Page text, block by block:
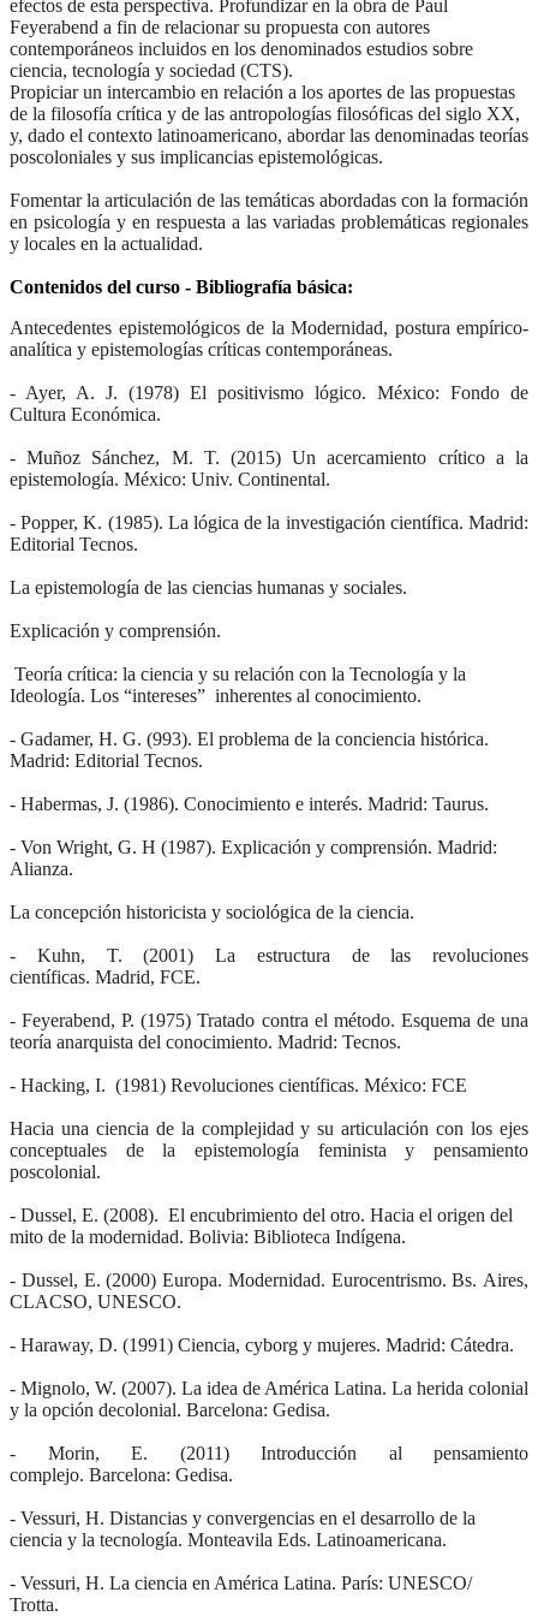
efectos de esta perspectiva. Profundizar en la obra de Paul
Feyerabend a fin de relacionar su propuesta con autores
contemporáneos incluidos en los denominados estudios sobre
ciencia, tecnología y sociedad (CTS).
Propiciar un intercambio en relación a los aportes de las propuestas
de la filosofía crítica y de las antropologías filosóficas del siglo XX,
y, dado el contexto latinoamericano, abordar las denominadas teorías
poscoloniales y sus implicancias epistemológicas.
Fomentar la articulación de las temáticas abordadas con la formación
en psicología y en respuesta a las variadas problemáticas regionales
y locales en la actualidad.
Contenidos del curso - Bibliografía básica:
Antecedentes epistemológicos de la Modernidad, postura empírico-
analítica y epistemologías críticas contemporáneas.
- Ayer, A. J. (1978) El positivismo lógico. México: Fondo de
Cultura Económica.
- Muñoz Sánchez, M. T. (2015) Un acercamiento crítico a la
epistemología. México: Univ. Continental.
- Popper, K. (1985). La lógica de la investigación científica. Madrid:
Editorial Tecnos.
La epistemología de las ciencias humanas y sociales.
Explicación y comprensión.
Teoría crítica: la ciencia y su relación con la Tecnología y la
Ideología. Los “intereses” inherentes al conocimiento.
- Gadamer, H. G. (993). El problema de la conciencia histórica.
Madrid: Editorial Tecnos.
- Habermas, J. (1986). Conocimiento e interés. Madrid: Taurus.
- Von Wright, G. H (1987). Explicación y comprensión. Madrid:
Alianza.
La concepción historicista y sociológica de la ciencia.
- Kuhn, T. (2001) La estructura de las revoluciones
científicas. Madrid, FCE.
- Feyerabend, P. (1975) Tratado contra el método. Esquema de una
teoría anarquista del conocimiento. Madrid: Tecnos.
- Hacking, I. (1981) Revoluciones científicas. México: FCE
Hacia una ciencia de la complejidad y su articulación con los ejes
conceptuales de la epistemología feminista y pensamiento
poscolonial.
- Dussel, E. (2008). El encubrimiento del otro. Hacia el origen del
mito de la modernidad. Bolivia: Biblioteca Indígena.
- Dussel, E. (2000) Europa. Modernidad. Eurocentrismo. Bs. Aires,
CLACSO, UNESCO.
- Haraway, D. (1991) Ciencia, cyborg y mujeres. Madrid: Cátedra.
- Mignolo, W. (2007). La idea de América Latina. La herida colonial
y la opción decolonial. Barcelona: Gedisa.
- Morin, E. (2011) Introducción al pensamiento
complejo. Barcelona: Gedisa.
- Vessuri, H. Distancias y convergencias en el desarrollo de la
ciencia y la tecnología. Monteavila Eds. Latinoamericana.
- Vessuri, H. La ciencia en América Latina. París: UNESCO/
Trotta.